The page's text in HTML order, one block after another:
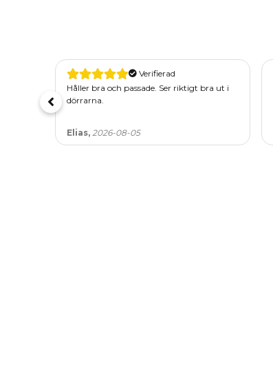
Verifierad
Håller bra och passade. Ser riktigt bra ut i
dörrarna.
Elias, 2026-08-05